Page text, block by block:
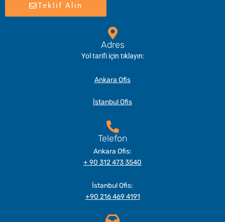
Teklif Alın
Adres
Yol tarifi için tıklayın:
Ankara Ofis
İstanbul Ofis
Telefon
Ankara Ofis:
+ 90 312 473 3540
İstanbul Ofis:
+90 216 469 4191